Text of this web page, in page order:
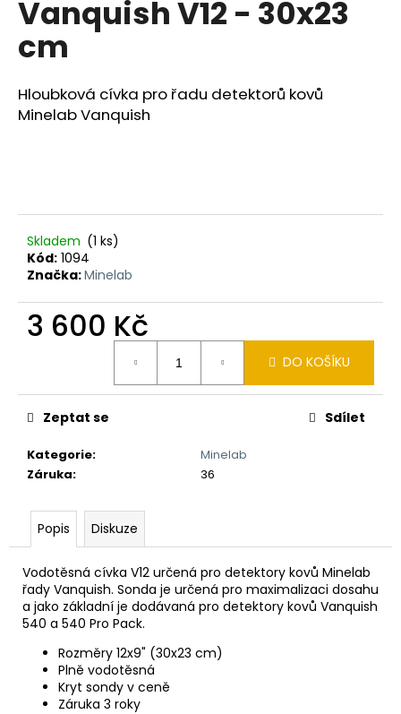
Vanquish V12 - 30x23
cm
Hloubková cívka pro řadu detektorů kovů
Minelab Vanquish
Skladem (1 ks)
Kód: 1094
Značka:Minelab
3 600 Kč
DO KOŠÍKU
Kategorie:
Minelab
Záruka: 36
Zeptat se Sdílet
Popis Diskuze
Vodotěsná cívka V12 určená pro detektory kovů Minelab
řady Vanquish. Sonda je určená pro maximalizaci dosahu
a jako základní je dodávaná pro detektory kovů Vanquish
540 a 540 Pro Pack.
Rozměry 12x9" (30x23 cm)
Plně vodotěsná
Kryt sondy v ceně
Záruka 3 roky
a
j
t
?
D
o
p
u
e
m
KOVU
MINELAB
EQUINOX
900
(
DOHLEDÁVAČKA
MINELAB
PRO-
FIND